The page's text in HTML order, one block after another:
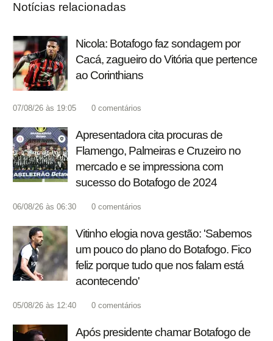
Notícias relacionadas
Nicola: Botafogo faz sondagem por
Cacá, zagueiro do Vitória que pertence
ao Corinthians
07/08/26 às 19:05 0 comentários
Apresentadora cita procuras de
Flamengo, Palmeiras e Cruzeiro no
mercado e se impressiona com
sucesso do Botafogo de 2024
06/08/26 às 06:30 0 comentários
Vitinho elogia nova gestão: 'Sabemos
um pouco do plano do Botafogo. Fico
feliz porque tudo que nos falam está
acontecendo'
05/08/26 às 12:40 0 comentários
Após presidente chamar Botafogo de